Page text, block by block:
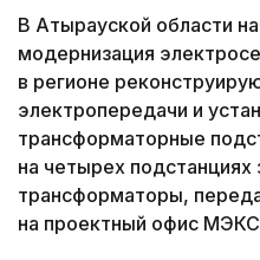
В Атырауской области
модернизация
в регионе
электропередачи и
трансформаторные
на четырех
трансформаторы,
на проектный офис